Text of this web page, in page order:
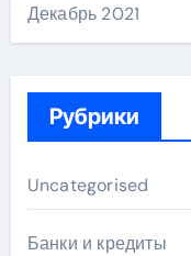
Декабрь 2021
Рубрики
Uncategorised
Банки и кредиты